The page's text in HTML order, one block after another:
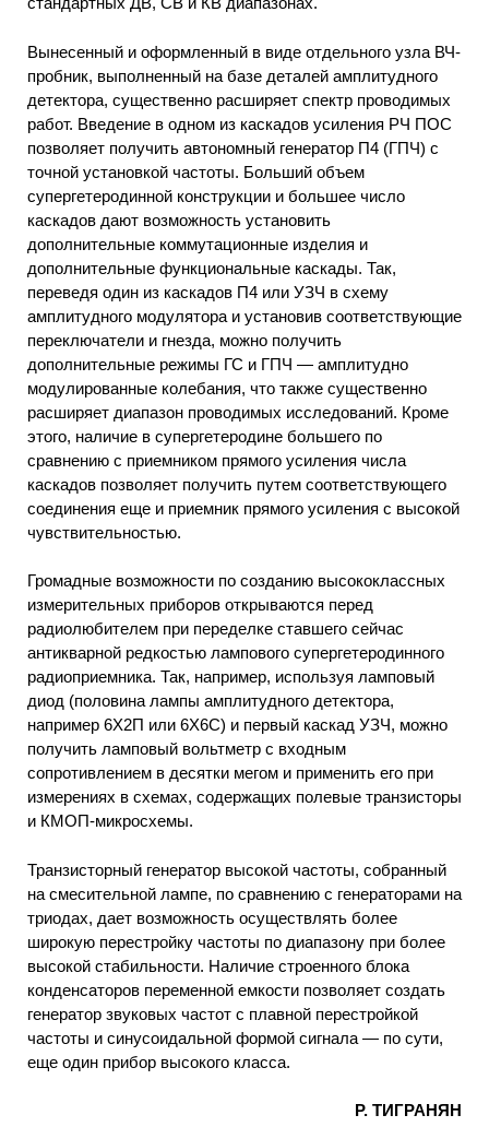
Вынесенный и оформленный в виде отдельного узла ВЧ-
пробник, выполненный на базе деталей амплитудного
детектора, существенно расширяет спектр проводимых
работ. Введение в одном из каскадов усиления РЧ ПОС
позволяет получить автономный генератор П4 (ГПЧ) с
точной установкой частоты. Больший объем
супергетеродинной конструкции и большее число
каскадов дают возможность установить
дополнительные коммутационные изделия и
дополнительные функциональные каскады. Так,
переведя один из каскадов П4 или УЗЧ в схему
амплитудного модулятора и установив соответствующие
переключатели и гнезда, можно получить
дополнительные режимы ГС и ГПЧ — амплитудно
модулированные колебания, что также существенно
расширяет диапазон проводимых исследований. Кроме
этого, наличие в супергетеродине большего по
сравнению с приемником прямого усиления числа
каскадов позволяет получить путем соответствующего
соединения еще и приемник прямого усиления с высокой
чувствительностью.
Громадные возможности по созданию высококлассных
измерительных приборов открываются перед
радиолюбителем при переделке ставшего сейчас
антикварной редкостью лампового супергетеродинного
радиоприемника. Так, например, используя ламповый
диод (половина лампы амплитудного детектора,
например 6Х2П или 6Х6С) и первый каскад УЗЧ, можно
получить ламповый вольтметр с входным
сопротивлением в десятки мегом и применить его при
измерениях в схемах, содержащих полевые транзисторы
и КМОП-микросхемы.
Транзисторный генератор высокой частоты, собранный
на смесительной лампе, по сравнению с генераторами на
триодах, дает возможность осуществлять более
широкую перестройку частоты по диапазону при более
высокой стабильности. Наличие строенного блока
конденсаторов переменной емкости позволяет создать
генератор звуковых частот с плавной перестройкой
частоты и синусоидальной формой сигнала — по сути,
еще один прибор высокого класса.
Р. ТИГРАНЯН